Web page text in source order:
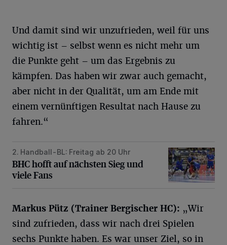
Und damit sind wir unzufrieden, weil für uns
wichtig ist – selbst wenn es nicht mehr um
die Punkte geht – um das Ergebnis zu
kämpfen. Das haben wir zwar auch gemacht,
aber nicht in der Qualität, um am Ende mit
einem vernünftigen Resultat nach Hause zu
fahren.“
BHC hofft auf nächsten Sieg und viele Fans
2. Handball-BL: Freitag ab 20 Uhr
BHC hofft auf nächsten Sieg und
viele Fans
Markus Pütz (Trainer Bergischer HC): „Wir
sind zufrieden, dass wir nach drei Spielen
sechs Punkte haben. Es war unser Ziel, so in